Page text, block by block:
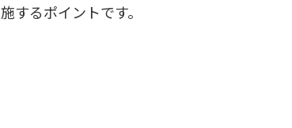
するポイントです。